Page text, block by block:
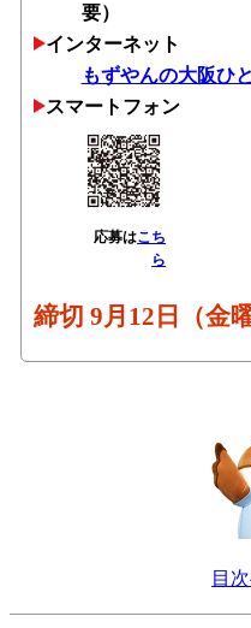
要）
インターネット
もずやんの大阪ひ
スマートフォン
応募はこち
ら
締切 9月12日（金
目